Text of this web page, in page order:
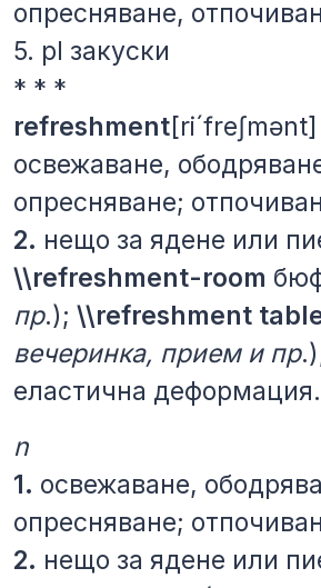
опресняване,
5. рl закуски
* * *
refreshment[ri´freʃmənt]
освежаване,
опресняване;
2. нещо за ядене или
\\refreshment-room
пр.); \\refreshment
вечеринка, прием и пр
еластична деформация.
n
1. освежаване,
опресняване;
2. нещо за ядене или